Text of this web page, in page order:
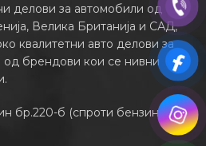
делови за автомобили од
Велика Британија и САД,
квалитетни авто делови за
од брендови кои се нивни
бр.220-б (спроти бензинската